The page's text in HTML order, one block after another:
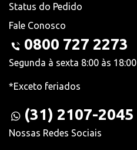
Status do Pedido
Fale Conosco
0800 727 2273
Segunda à sexta 8:00 às 18:00
*Exceto feriados
(31) 2107-2045
Nossas Redes Sociais